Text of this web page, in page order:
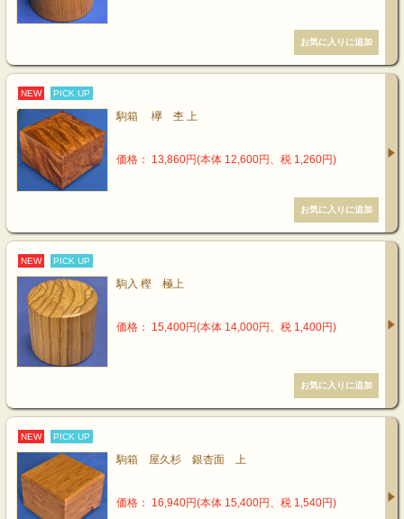
NEW PICK UP
駒箱 欅 杢 上
価格： 13,860円(本体 12,600円、税 1,260円)
NEW PICK UP
駒入 樫 極上
価格： 15,400円(本体 14,000円、税 1,400円)
NEW PICK UP
駒箱 屋久杉 銀杏面 上
価格： 16,940円(本体 15,400円、税 1,540円)